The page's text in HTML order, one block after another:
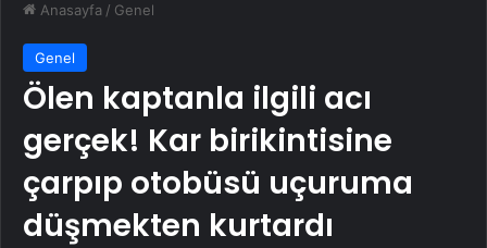
Anasayfa / Genel
Genel
Ölen kaptanla ilgili acı
gerçek! Kar birikintisine
çarpıp otobüsü uçuruma
düşmekten kurtardı